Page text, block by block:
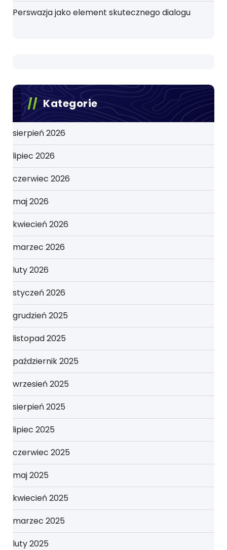
Perswazja jako element skutecznego dialogu
Kategorie
sierpień 2026
lipiec 2026
czerwiec 2026
maj 2026
kwiecień 2026
marzec 2026
luty 2026
styczeń 2026
grudzień 2025
listopad 2025
październik 2025
wrzesień 2025
sierpień 2025
lipiec 2025
czerwiec 2025
maj 2025
kwiecień 2025
marzec 2025
luty 2025